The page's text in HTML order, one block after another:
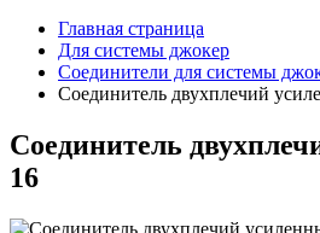
Главная страница
Для системы джокер
Соединители для системы
Соединитель двухплечий
Соединитель
16